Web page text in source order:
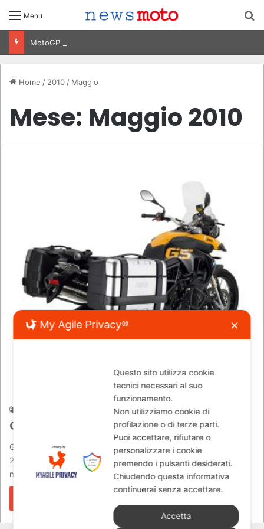
Menu
Home / 2010 / Maggio
Mese: Maggio 2010
729
GIVI Arrivano le TREKKER!
GIVI Arrivano le TREKKER!Presentate in anteprima all’EICMA
2009 e successivamente alle fiere di Verona e Roma, queste
nuove valigie stanno…
My Agile Privacy® ✕
Questo sito utilizza cookie
tecnici necessari al suo
funzionamento.
Non utilizziamo cookie di
profilazione o di terze parti.
Puoi accettare, rifiutare o
personalizzare i cookie
premendo i pulsanti desiderati.
Chiudendo questa informativa
continuerai senza accettare.
Accetta